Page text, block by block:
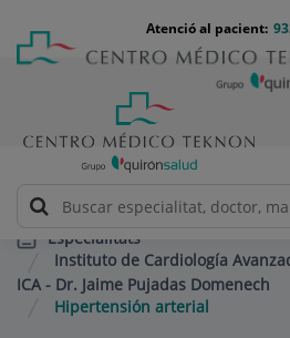
contingut
Menú
teléfono
cabecera
Atenció al pacient:
Especialitats
Instituto de Cardiología
ICA - Dr. Jaime Pujadas Domenech
Hipertensión arterial